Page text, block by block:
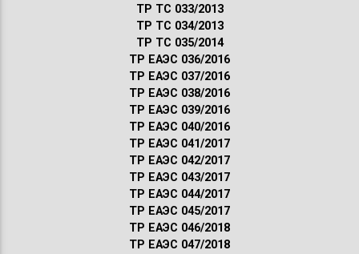
ТР ТС 033/2013
ТР ТС 034/2013
ТР ТС 035/2014
ТР ЕАЭС 036/2016
ТР ЕАЭС 037/2016
ТР ЕАЭС 038/2016
ТР ЕАЭС 039/2016
ТР ЕАЭС 040/2016
ТР ЕАЭС 041/2017
ТР ЕАЭС 042/2017
ТР ЕАЭС 043/2017
ТР ЕАЭС 044/2017
ТР ЕАЭС 045/2017
ТР ЕАЭС 046/2018
ТР ЕАЭС 047/2018